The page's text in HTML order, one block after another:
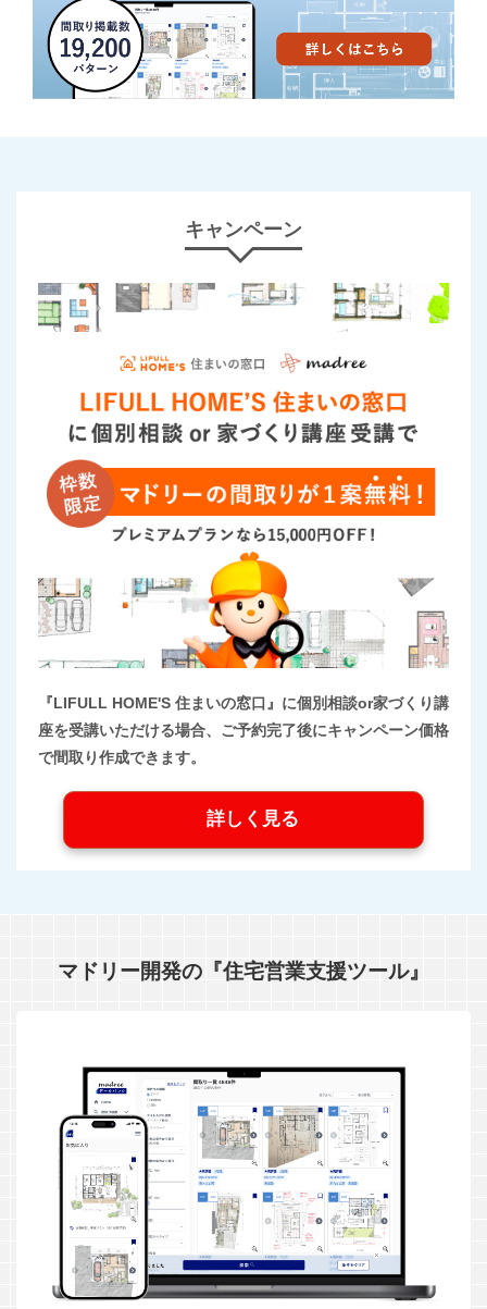
キャンペーン
『LIFULL HOME'S 住まいの窓口』に個別相談or家づくり講
座を受講いただける場合、ご予約完了後にキャンペーン価格
で間取り作成できます。
詳しく見る
マドリー開発の『住宅営業支援ツール』